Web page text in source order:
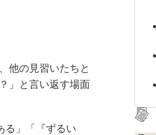
他の見習いたちと
」と言い返す場面
る」「『ずるい